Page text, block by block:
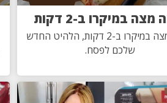
מצה במיקרו ב-2 דקות
פיצה-מצה במיקרו ב-2 דקות, הלהיט החדש
שלכם לפסח.